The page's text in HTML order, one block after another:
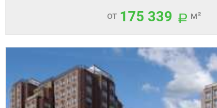
от 175 339 м²